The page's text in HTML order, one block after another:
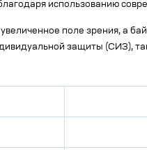
использованию
поле зрения, а
защиты (СИЗ),